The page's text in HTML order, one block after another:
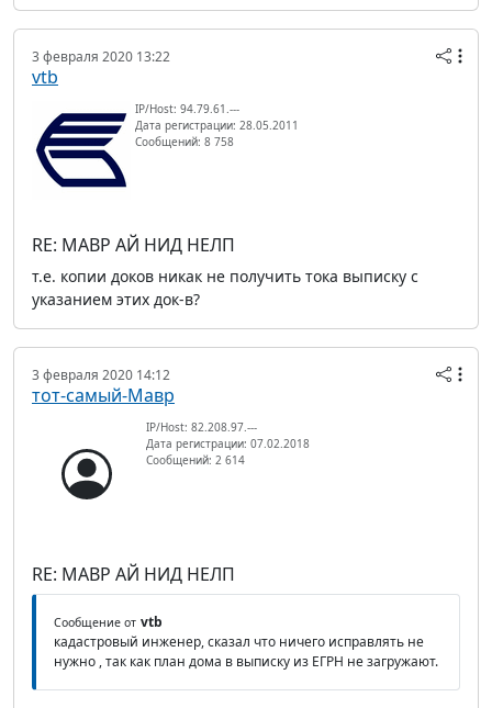
3 февраля 2020 13:22
vtb
IP/Host: 94.79.61.---
Дата регистрации: 28.05.2011
Сообщений: 8 758
RE: МАВР АЙ НИД НЕЛП
т.е. копии доков никак не получить тока выписку с
указанием этих док-в?
3 февраля 2020 14:12
тот-самый-Мавр
IP/Host: 82.208.97.---
Дата регистрации: 07.02.2018
Сообщений: 2 614
RE: МАВР АЙ НИД НЕЛП
Сообщение от vtb
кадастровый инженер, сказал что ничего исправлять не
нужно , так как план дома в выписку из ЕГРН не загружают.